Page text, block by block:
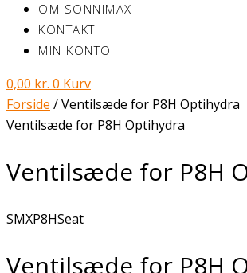
OM SONNIMAX
KONTAKT
MIN KONTO
0,00 kr. 0 Kurv
Forside / Ventilsæde for P8H Optihydra
Ventilsæde for P8H Optihydra
Ventilsæde for P8H
SMXP8HSeat
Ventilsæde for P8H